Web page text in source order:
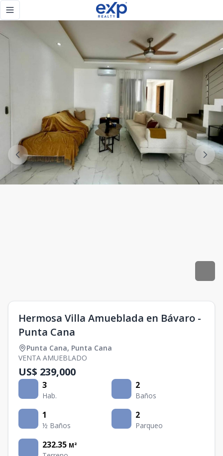
Toggle navigation menu
Hermosa Villa Amueblada en Bávaro -
Punta Cana
Punta Cana, Punta Cana
VENTA AMUEBLADO
US$ 239,000
3
Hab.
2
Baños
1
½ Baños
2
Parqueo
232.35 M²
Hermosa Villa Amueblada en Bávaro - Punta Cana - eXp